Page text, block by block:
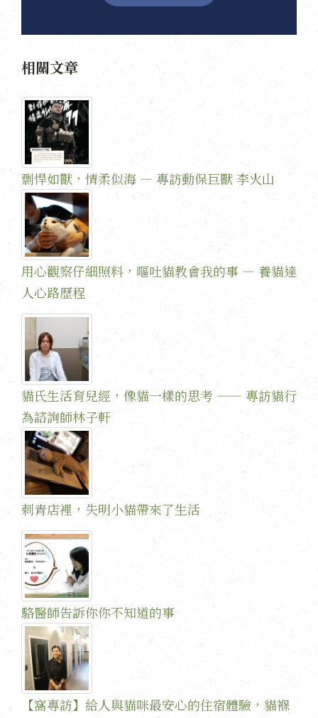
相關文章
剽悍如獸，情柔似海 — 專訪動保巨獸 李火山
用心觀察仔細照料，嘔吐貓教會我的事 — 養貓達
人心路歷程
貓氏生活育兒經，像貓一樣的思考 —— 專訪貓行
為諮詢師林子軒
刺青店裡，失明小貓帶來了生活
駱醫師告訴你你不知道的事
【窩專訪】給人與貓咪最安心的住宿體驗，貓褓